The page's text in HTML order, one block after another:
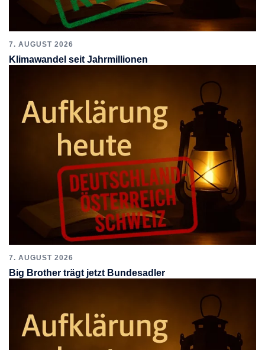
7. AUGUST 2026
Klimawandel seit Jahrmillionen
7. AUGUST 2026
Big Brother trägt jetzt Bundesadler